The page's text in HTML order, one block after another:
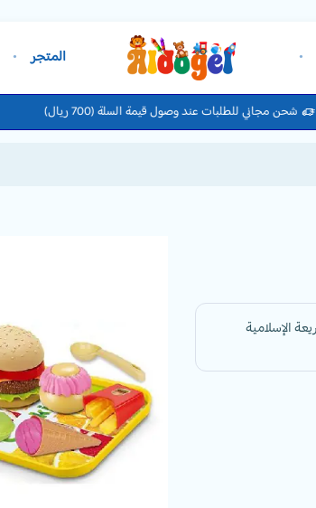
المتجر
شحن مجاني للطلبات عند وصول قيمة السلة (700 ريال)